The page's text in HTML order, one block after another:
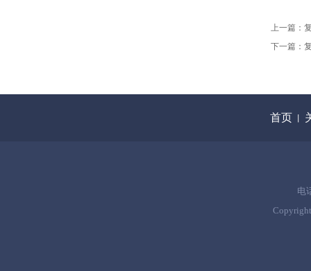
上一篇：
下一篇：
首页
电